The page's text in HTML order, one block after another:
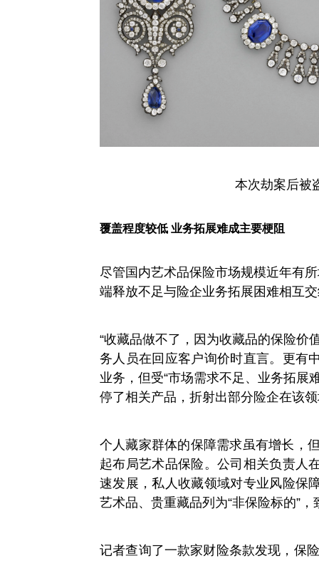
本次劫案后被
覆盖程度较低 业务拓展难成主要梗阻
尽管国内艺术品保险市场规模近年有
端释放不足与险企业务拓展困难相互
“收藏品做不了，因为收藏品的保险价
务人员在回应客户询价时直言。更有
业务，但受“市场需求不足、业务拓展
停了相关产品，折射出部分险企在该
个人藏家群体的保障需求虽有增长，
起布局艺术品保险。公司相关负责人
速发展，私人收藏领域对专业风险保
艺术品、贵重藏品列为“非保险标的”
记者查询了一款家财险条款发现，保